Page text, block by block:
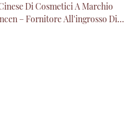
Di Cosmetici A Marchio
– Fornitore All'ingrosso Di